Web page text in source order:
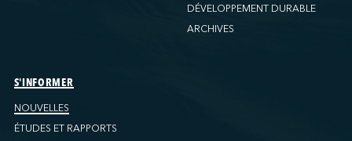
DÉVELOPPEMENT DURABLE
ARCHIVES
S'INFORMER
NOUVELLES
ÉTUDES ET RAPPORTS